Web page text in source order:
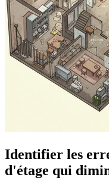
Identifier les
d'étage qui